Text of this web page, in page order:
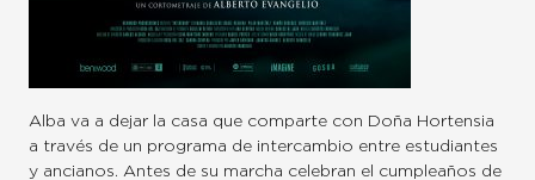
Alba va a dejar la casa que comparte con Doña Hortensia
a través de un programa de intercambio entre estudiantes
y ancianos. Antes de su marcha celebran el cumpleaños de